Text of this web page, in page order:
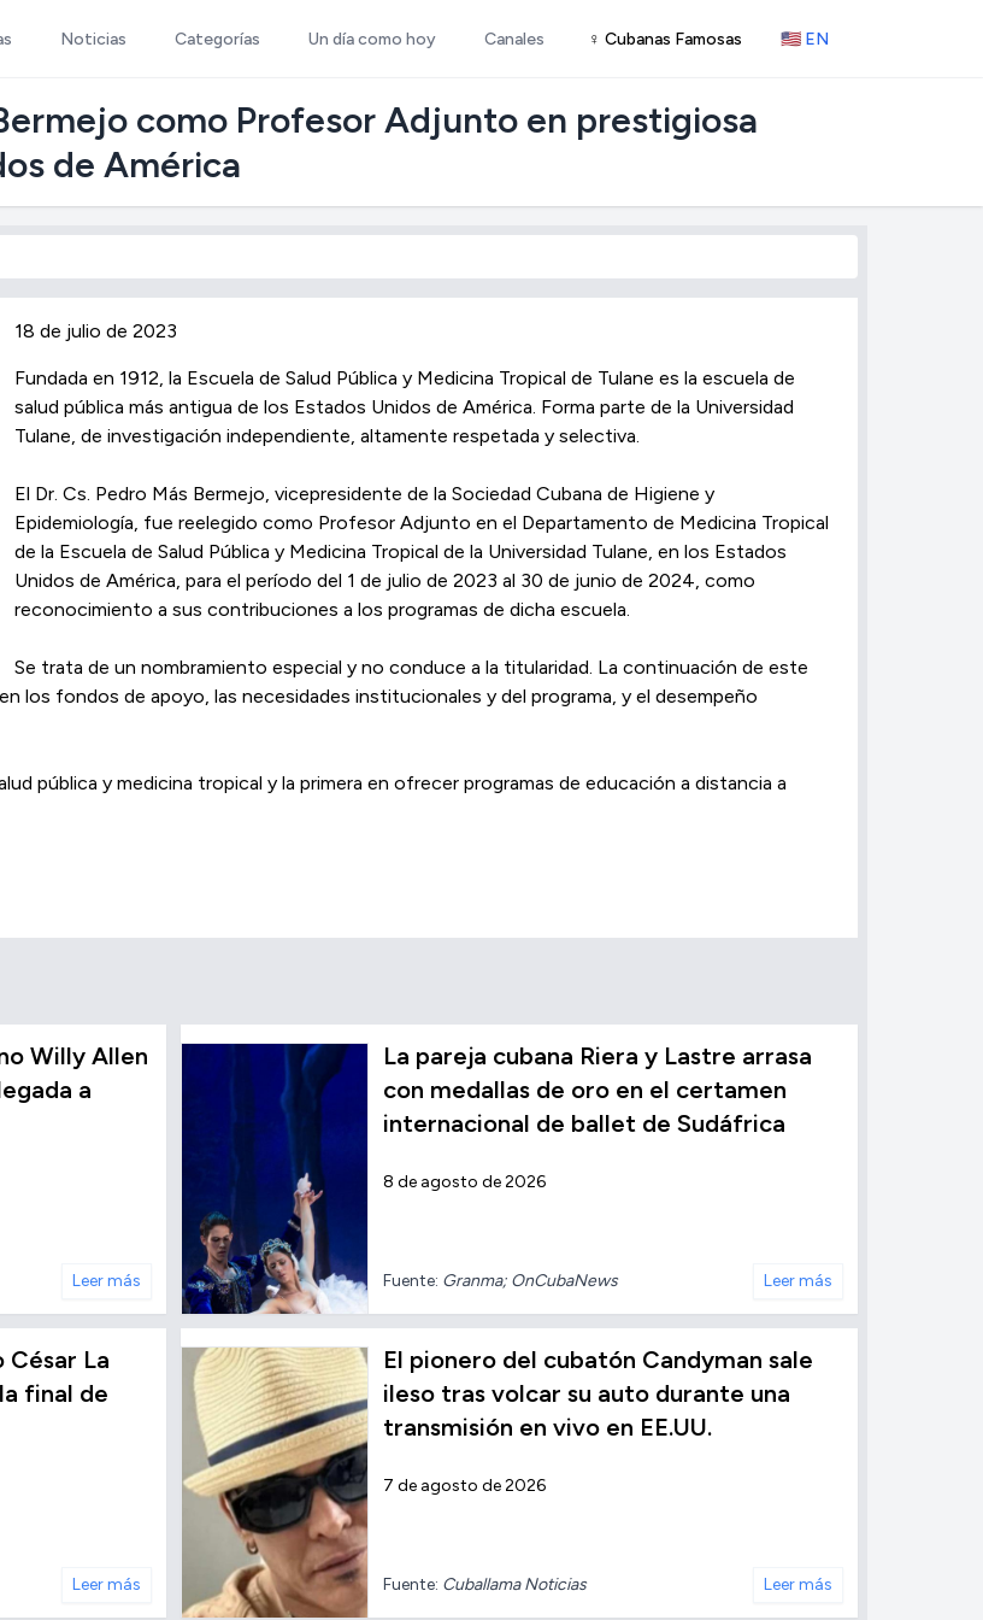
Noticias Categorías Un día como hoy Canales ♀ Cubanas Famosas 🇺🇸 EN
como Profesor Adjunto en prestigiosa
de América
18 de julio de 2023
Fundada en 1912, la Escuela de Salud Pública y Medicina Tropical de Tulane es la escuela de
salud pública más antigua de los Estados Unidos de América. Forma parte de la Universidad
Tulane, de investigación independiente, altamente respetada y selectiva.
El Dr. Cs. Pedro Más Bermejo, vicepresidente de la Sociedad Cubana de Higiene y
Epidemiología, fue reelegido como Profesor Adjunto en el Departamento de Medicina Tropical
de la Escuela de Salud Pública y Medicina Tropical de la Universidad Tulane, en los Estados
Unidos de América, para el período del 1 de julio de 2023 al 30 de junio de 2024, como
reconocimiento a sus contribuciones a los programas de dicha escuela.
Se trata de un nombramiento especial y no conduce a la titularidad. La continuación de este
los fondos de apoyo, las necesidades institucionales y del programa, y el desempeño
pública y medicina tropical y la primera en ofrecer programas de educación a distancia a
Willy Allen
a
Leer más
La pareja cubana Riera y Lastre arrasa
con medallas de oro en el certamen
internacional de ballet de Sudáfrica
8 de agosto de 2026
Fuente: Granma; OnCubaNews Leer más
César La
final de
Leer más
El pionero del cubatón Candyman sale
ileso tras volcar su auto durante una
transmisión en vivo en EE.UU.
7 de agosto de 2026
Fuente: Cuballama Noticias Leer más